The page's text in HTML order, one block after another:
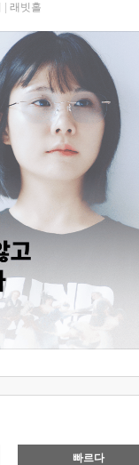
래빗홀
빠르다